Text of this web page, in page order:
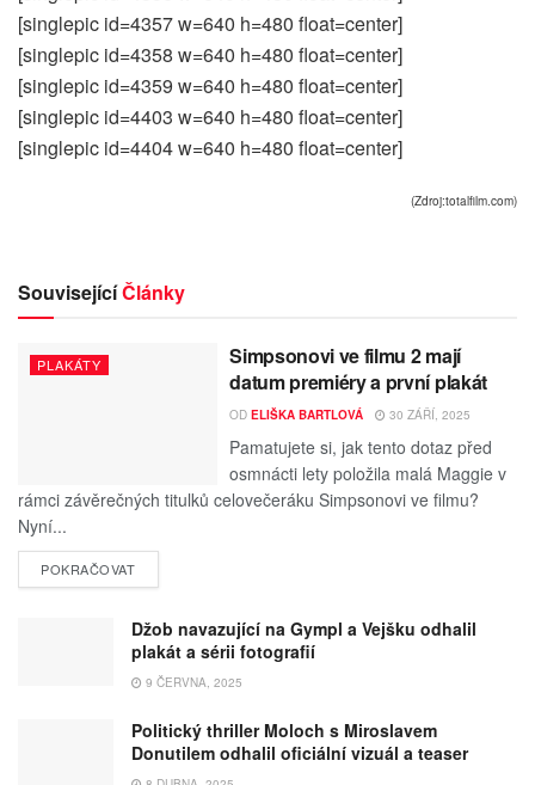
[singlepic id=4357 w=640 h=480 float=center]
[singlepic id=4358 w=640 h=480 float=center]
[singlepic id=4359 w=640 h=480 float=center]
[singlepic id=4403 w=640 h=480 float=center]
[singlepic id=4404 w=640 h=480 float=center]
(Zdroj:totalfilm.com)
SouvisejícíČlánky
PLAKÁTY
Simpsonovi ve filmu 2 mají
datum premiéry a první plakát
OD ELIŠKA BARTLOVÁ 30 ZÁŘÍ, 2025
Pamatujete si, jak tento dotaz před
osmnácti lety položila malá Maggie v
rámci závěrečných titulků celovečeráku Simpsonovi ve filmu?
Nyní...
POKRAČOVAT
Džob navazující na Gympl a Vejšku odhalil
plakát a sérii fotografií
9 ČERVNA, 2025
Politický thriller Moloch s Miroslavem
Donutilem odhalil oficiální vizuál a teaser